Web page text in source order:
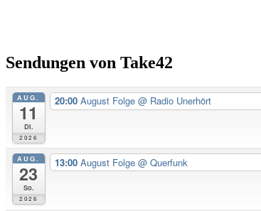
Sendungen von Take42
AUG.
11
Di.
2026
20:00 August Folge @ Radio Unerhört
AUG.
23
So.
2026
13:00 August Folge @ Querfunk